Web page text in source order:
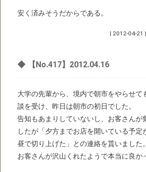
安く済みそうだからである。
| 2012-04-21
◆ 【No.417】2012.04.16
大学の先輩から、境内で朝市をやらせて
談を受け、昨日は朝市の初日でした。
告知もあまりしていないし、お客さんが
したが「夕方までお店を開いている予定
昼で切り上げた」との連絡を貰いました。
お客さんが沢山くれたようで本当に良か